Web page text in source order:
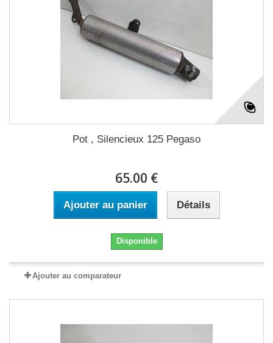
Pot , Silencieux 125 Pegaso
65.00 €
Ajouter au panier Détails
Disponible
Ajouter au comparateur